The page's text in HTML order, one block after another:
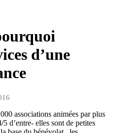
d’une
associations animées par plus
d’entre- elles sont de petites